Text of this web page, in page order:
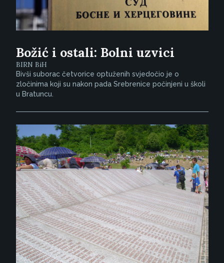
Božić i ostali: Bolni uzvici
BIRN BiH
Bivši suborac četvorice optuženih svjedočio je o
zločinima koji su nakon pada Srebrenice počinjeni u školi
u Bratuncu.